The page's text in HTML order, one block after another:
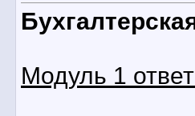
Модуль 1